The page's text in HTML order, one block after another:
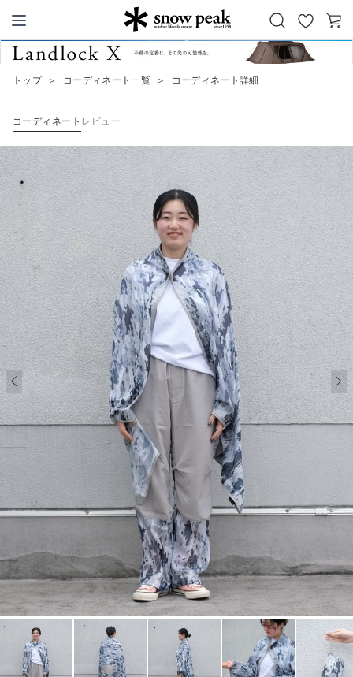
Snow Peak
お
気
カ
トップ ＞ コーディネート一覧 ＞ コーディネート詳細
コーディネート レビュー